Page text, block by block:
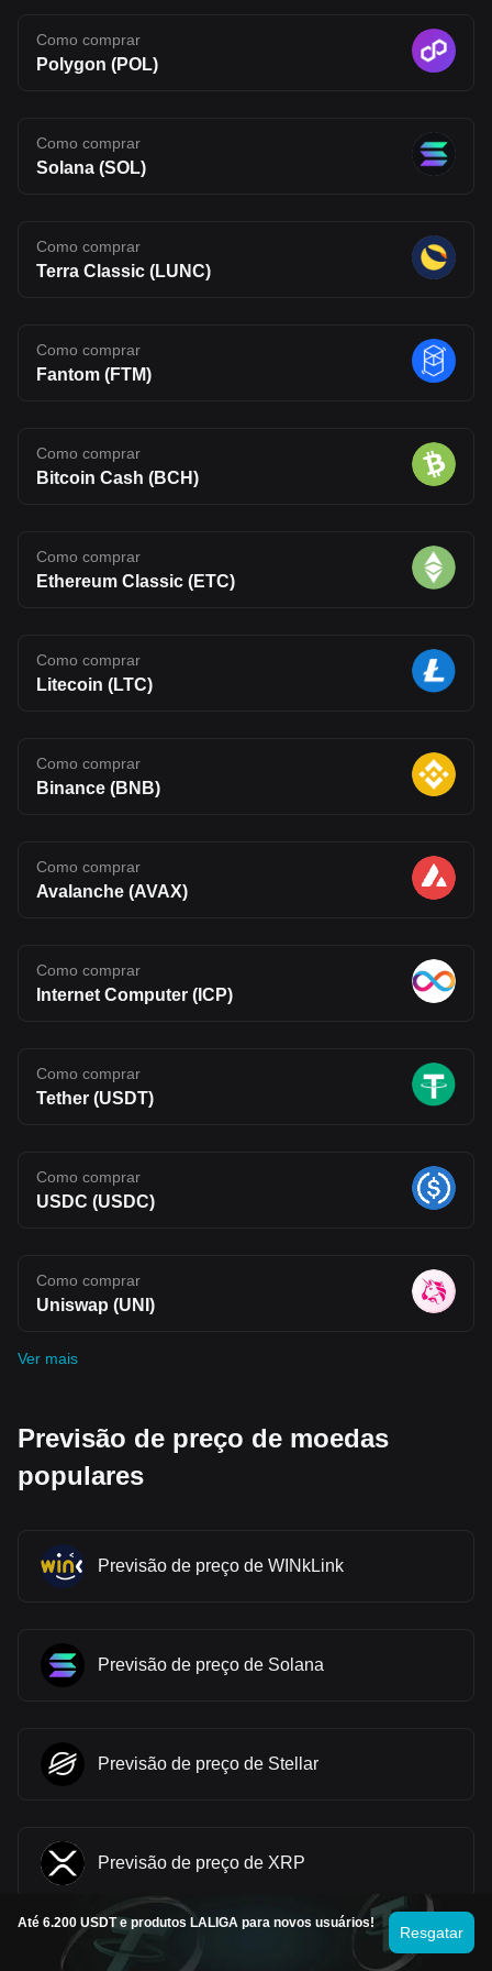
Como comprar
Polygon (POL)
Como comprar
Solana (SOL)
Como comprar
Terra Classic (LUNC)
Como comprar
Fantom (FTM)
Como comprar
Bitcoin Cash (BCH)
Como comprar
Ethereum Classic (ETC)
Como comprar
Litecoin (LTC)
Como comprar
Binance (BNB)
Como comprar
Avalanche (AVAX)
Como comprar
Internet Computer (ICP)
Como comprar
Tether (USDT)
Como comprar
USDC (USDC)
Como comprar
Uniswap (UNI)
Ver mais
Previsão de preço de moedas
populares
Previsão de preço de WINkLink
Previsão de preço de Solana
Previsão de preço de Stellar
Previsão de preço de XRP
Previsão de preço de OFFICIAL TRUMP
Até 6.200 USDT e produtos LALIGA para novos usuários!
Resgatar